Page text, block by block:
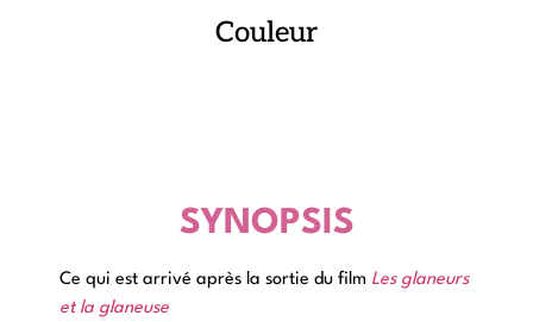
Couleur
SYNOPSIS
Ce qui est arrivé après la sortie du film Les glaneurs
et la glaneuse